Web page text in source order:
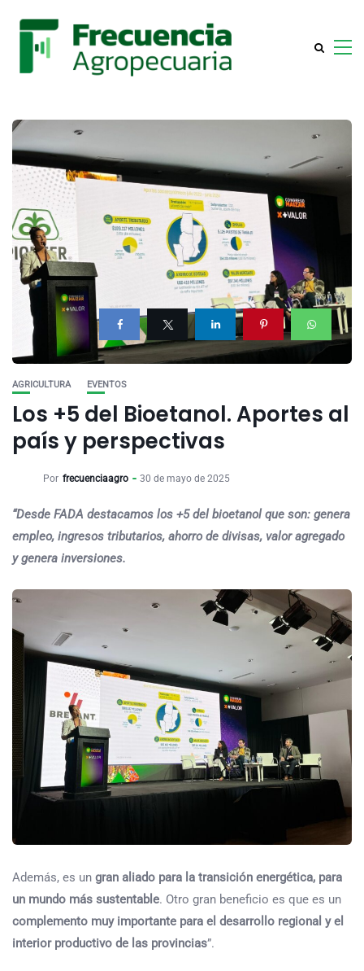
AGRICULTURA EVENTOS
Los +5 del Bioetanol. Aportes al
país y perspectivas
Por frecuenciaagro 30 de mayo de 2025
“Desde FADA destacamos los +5 del bioetanol que son: genera
empleo, ingresos tributarios, ahorro de divisas, valor agregado
y genera inversiones.
Además, es un gran aliado para la transición energética, para
un mundo más sustentable. Otro gran beneficio es que es un
complemento muy importante para el desarrollo regional y el
interior productivo de las provincias”.